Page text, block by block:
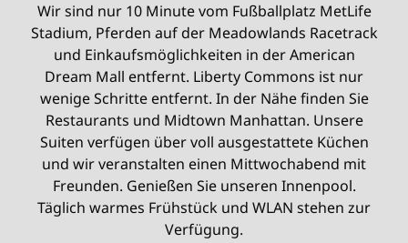
Wir sind nur 10 Minute vom Fußballplatz MetLife
Stadium, Pferden auf der Meadowlands Racetrack
und Einkaufsmöglichkeiten in der American
Dream Mall entfernt. Liberty Commons ist nur
wenige Schritte entfernt. In der Nähe finden Sie
Restaurants und Midtown Manhattan. Unsere
Suiten verfügen über voll ausgestattete Küchen
und wir veranstalten einen Mittwochabend mit
Freunden. Genießen Sie unseren Innenpool.
Täglich warmes Frühstück und WLAN stehen zur
Verfügung.